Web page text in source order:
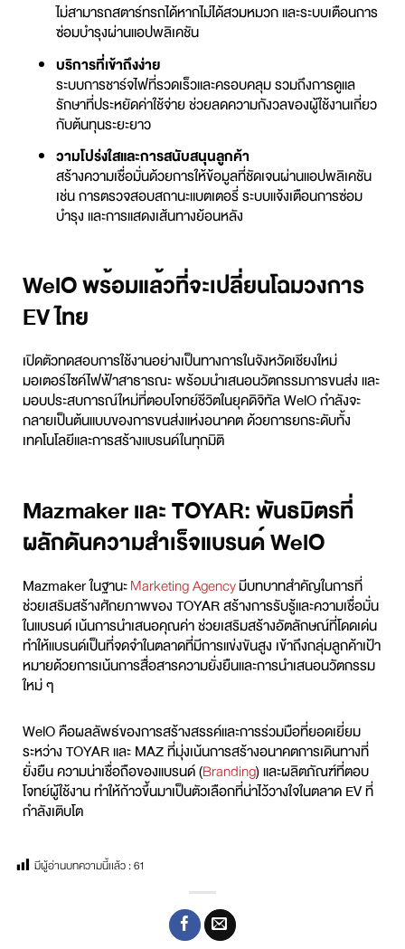
ไม่สามารถสตาร์ทรถได้หากไม่ได้สวมหมวก และระบบเตือนการ
ซ่อมบำรุงผ่านแอปพลิเคชัน
บริการที่เข้าถึงง่าย
ระบบการชาร์จไฟที่รวดเร็วและครอบคลุม รวมถึงการดูแล
รักษาที่ประหยัดค่าใช้จ่าย ช่วยลดความกังวลของผู้ใช้งานเกี่ยว
กับต้นทุนระยะยาว
วามโปร่งใสและการสนับสนุนลูกค้า
สร้างความเชื่อมั่นด้วยการให้ข้อมูลที่ชัดเจนผ่านแอปพลิเคชัน
เช่น การตรวจสอบสถานะแบตเตอรี่ ระบบแจ้งเตือนการซ่อม
บำรุง และการแสดงเส้นทางย้อนหลัง
WelO พร้อมแล้วที่จะเปลี่ยนโฉมวงการ
EV ไทย
เปิดตัวทดสอบการใช้งานอย่างเป็นทางการในจังหวัดเชียงใหม่
มอเตอร์ไซค์ไฟฟ้าสาธารณะ พร้อมนำเสนอนวัตกรรมการขนส่ง และ
มอบประสบการณ์ใหม่ที่ตอบโจทย์ชีวิตในยุคดิจิทัล WelO กำลังจะ
กลายเป็นต้นแบบของการขนส่งแห่งอนาคต ด้วยการยกระดับทั้ง
เทคโนโลยีและการสร้างแบรนด์ในทุกมิติ
Mazmaker และ TOYAR: พันธมิตรที่
ผลักดันความสำเร็จแบรนด์ WelO
Mazmaker ในฐานะMarketing Agencyมีบทบาทสำคัญในการที่
ช่วยเสริมสร้างศักยภาพของ TOYAR สร้างการรับรู้และความเชื่อมั่น
ในแบรนด์ เน้นการนำเสนอคุณค่า ช่วยเสริมสร้างอัตลักษณ์ที่โดดเด่น
ทำให้แบรนด์เป็นที่จดจำในตลาดที่มีการแข่งขันสูง เข้าถึงกลุ่มลูกค้าเป้า
หมายด้วยการเน้นการสื่อสารความยั่งยืนและการนำเสนอนวัตกรรม
ใหม่ ๆ
WelO คือผลลัพธ์ของการสร้างสรรค์และการร่วมมือที่ยอดเยี่ยม
ระหว่าง TOYAR และ MAZ ที่มุ่งเน้นการสร้างอนาคตการเดินทางที่
ยั่งยืน ความน่าเชื่อถือของแบรนด์ (Branding) และผลิตภัณฑ์ที่ตอบ
โจทย์ผู้ใช้งาน ทำให้ก้าวขึ้นมาเป็นตัวเลือกที่น่าไว้วางใจในตลาด EV ที่
กำลังเติบโต
มีผู้อ่านบทความนี้เเล้ว :61